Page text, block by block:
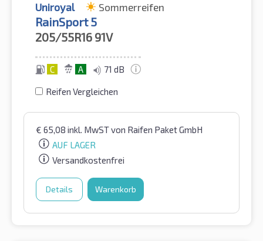
Uniroyal Sommerreifen
RainSport 5
205/55R16 91V
C A 71 dB
Reifen Vergleichen
€ 65,08 inkl. MwSTvon Raifen Paket GmbH
AUF LAGER
Versandkostenfrei
Details Warenkorb